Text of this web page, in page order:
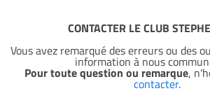
CONTACTER LE CLUB
Vous avez remarqué des erreurs ou des
information à nous
Pour toute question ou remarque,
contacter.